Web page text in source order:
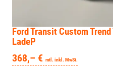
Ford Transit Custom
LadeP
368,– € mtl. inkl. MwSt.